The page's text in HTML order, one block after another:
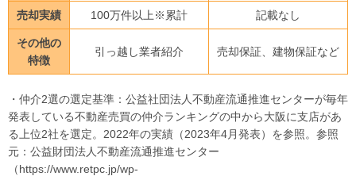
売却実績 100万件以上※累計 記載なし
その他の
特徴
引っ越し業者紹介 売却保証、建物保証など
・仲介2選の選定基準：公益社団法人不動産流通推進センターが毎年
発表している不動産売買の仲介ランキングの中から大阪に支店があ
る上位2社を選定。2022年の実績（2023年4月発表）を参照。参照
元：公益財団法人不動産流通推進センター
（https://www.retpc.jp/wp-